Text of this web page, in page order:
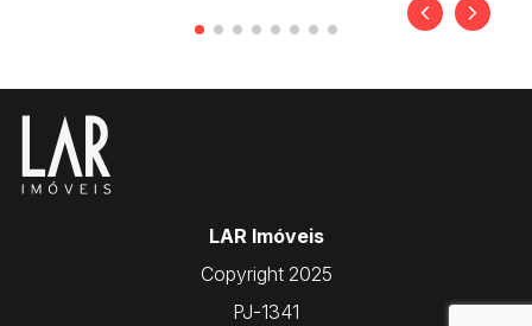
LAR Imóveis
Copyright 2025
PJ-1341